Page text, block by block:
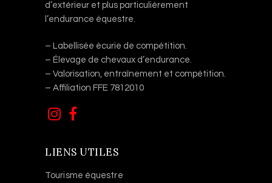
d’extérieur et plus particulièrement
l’endurance équestre.
– Labellisée écurie de compétition.
– Élevage de chevaux d’endurance.
– Valorisation, entraînement et compétition.
– Affiliation FFE 7812010
LIENS UTILES
Tourisme équestre